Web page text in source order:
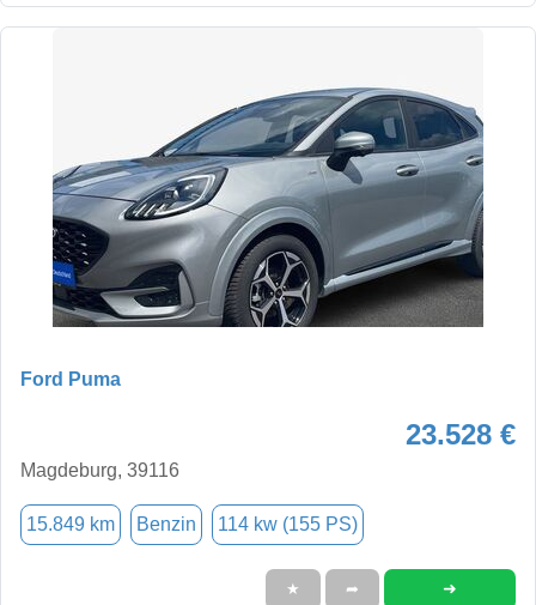
Ford Puma
23.528 €
Magdeburg, 39116
15.849 km Benzin 114 kw (155 PS)
★ ➦ ➜